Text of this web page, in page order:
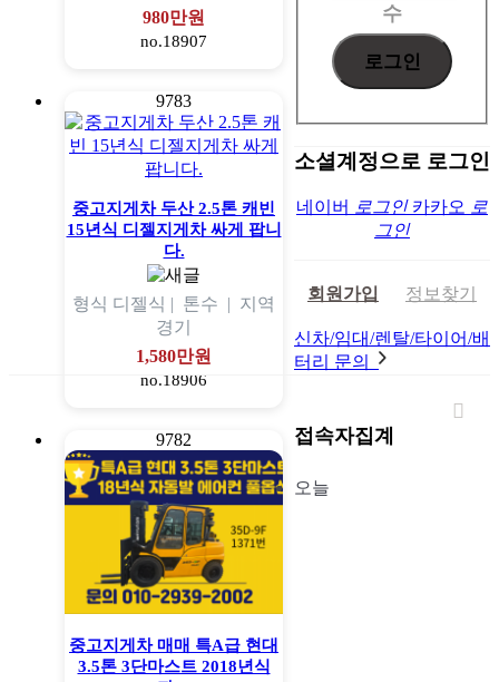
980만원
no.18907
9783
중고지게차 두산 2.5톤 캐빈
15년식 디젤지게차 싸게 팝니
다.
형식 디젤식 | 톤수 | 지역
경기
1,580만원
no.18906
9782
중고지게차 매매 특A급 현대
3.5톤 3단마스트 2018년식
수
소셜계정으로 로그인
네이버 로그인 카카오 로
그인
회원가입 정보찾기
신차/임대/렌탈/타이어/배
터리 문의
접속자집계
오늘